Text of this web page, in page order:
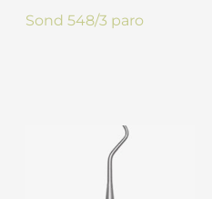
Sond 548/3 paro